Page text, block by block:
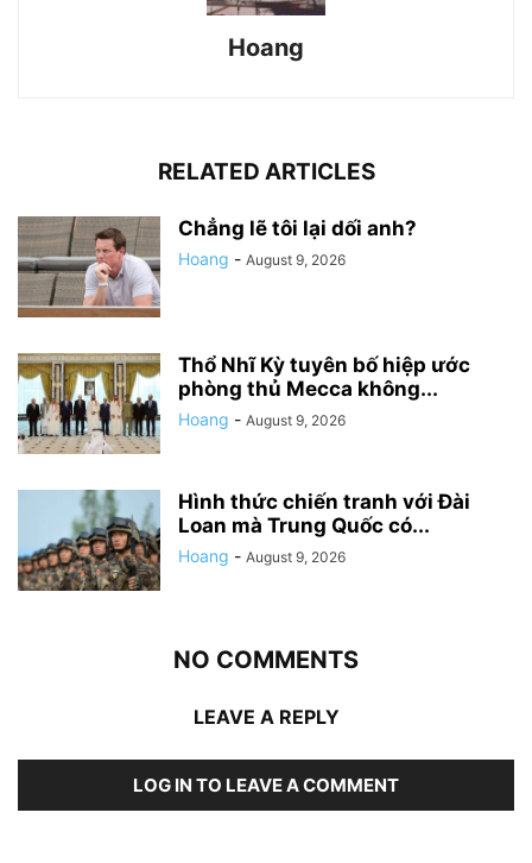
Hoang
RELATED ARTICLES
Chẳng lẽ tôi lại dối anh?
Hoang - August 9, 2026
Thổ Nhĩ Kỳ tuyên bố hiệp ước
phòng thủ Mecca không...
Hoang - August 9, 2026
Hình thức chiến tranh với Đài
Loan mà Trung Quốc có...
Hoang - August 9, 2026
NO COMMENTS
LEAVE A REPLY
LOG IN TO LEAVE A COMMENT